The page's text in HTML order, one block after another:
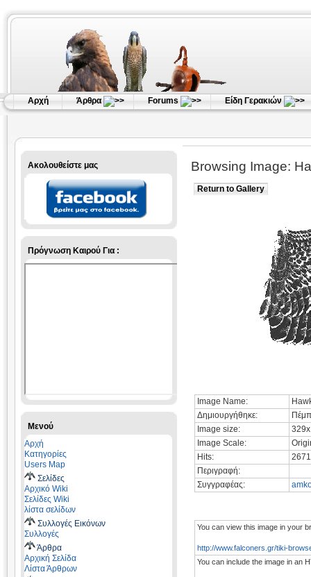
Αρχή Άρθρα Forums Είδη Γερακιών
Ακολουθείστε μας
Πρόγνωση Καιρού Για :
Μενού
Αρχή
Κατηγορίες
Users Map
Σελίδες
Αρχικό Wiki
Σελίδες Wiki
λίστα σελίδων
Συλλογές Εικόνων
Συλλογές
Άρθρα
Αρχική Σελίδα
Λίστα Άρθρων
Browsing Image:
Return to Gallery
Image Name:
Δημιουργήθηκε:
Image size:
Image Scale:
Hits:
Περιγραφή:
Συγγραφέας:
You can view this image in your
http://www.falconers.gr/tiki-
You can include the image in an